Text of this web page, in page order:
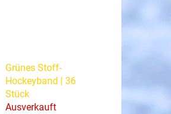
Grünes Stoff-
Hockeyband | 36
Stück
Ausverkauft